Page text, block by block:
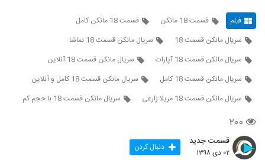
فیلم قسمت 18 مانکن
قسمت 18 مانکن کامل
سریال مانکن قسمت 18
سریال مانکن قسمت 18 نماشا
سریال مانکن قسمت 18 آپارات
سریال مانکن قسمت 18 آنلاین
سریال مانکن قسمت 18 کامل
سریال مانکن قسمت 18 کامل و آنلاین
سریال مانکن قسمت 18 مریلا زارعی
سریال مانکن قسمت 18 با حجم کم
۲۰۰
قسمت جدید
۰۲ دی ۱۳۹۸ دنبال کردن